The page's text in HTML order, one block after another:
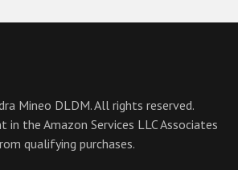
Mineo DLDM. All rights reserved.
in the Amazon Services LLC Associates
qualifying purchases.